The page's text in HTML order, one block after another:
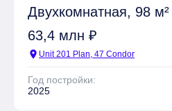
Двухкомнатная, 98 м²
63,4 млн ₽
location_on Unit 201 Plan, 47 Condor
Год постройки:
2025